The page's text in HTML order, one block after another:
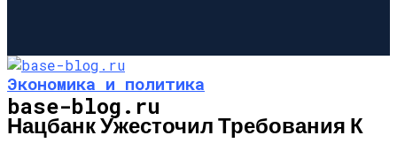
base-blog.ru
Экономика и политика
Нацбанк Ужесточил Требования К